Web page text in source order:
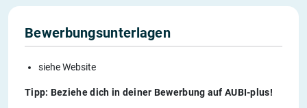
Bewerbungsunterlagen
siehe Website
Tipp: Beziehe dich in deiner Bewerbung auf AUBI-plus!